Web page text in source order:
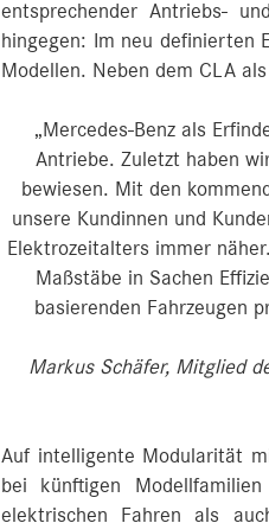
entsprechender Antriebs-
hingegen: Im neu definierten
Modellen. Neben dem CLA
„Mercedes-Benz als
Antriebe. Zuletzt haben
bewiesen. Mit den
unsere Kundinnen und
Elektrozeitalters immer
Maßstäbe in Sachen
basierenden Fahrzeugen
Markus Schäfer, Mitglied
Auf intelligente Modularität
bei künftigen
elektrischen Fahren als